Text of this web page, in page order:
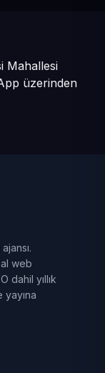
Mahallesi
üzerinden
web
dahil yıllık